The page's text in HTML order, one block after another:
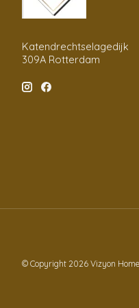
Katendrechtselagedijk
309A Rotterdam
© Copyright 2026 Vizyon